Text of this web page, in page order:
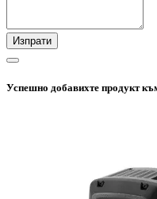
Изпрати
Успешно добавихте продукт